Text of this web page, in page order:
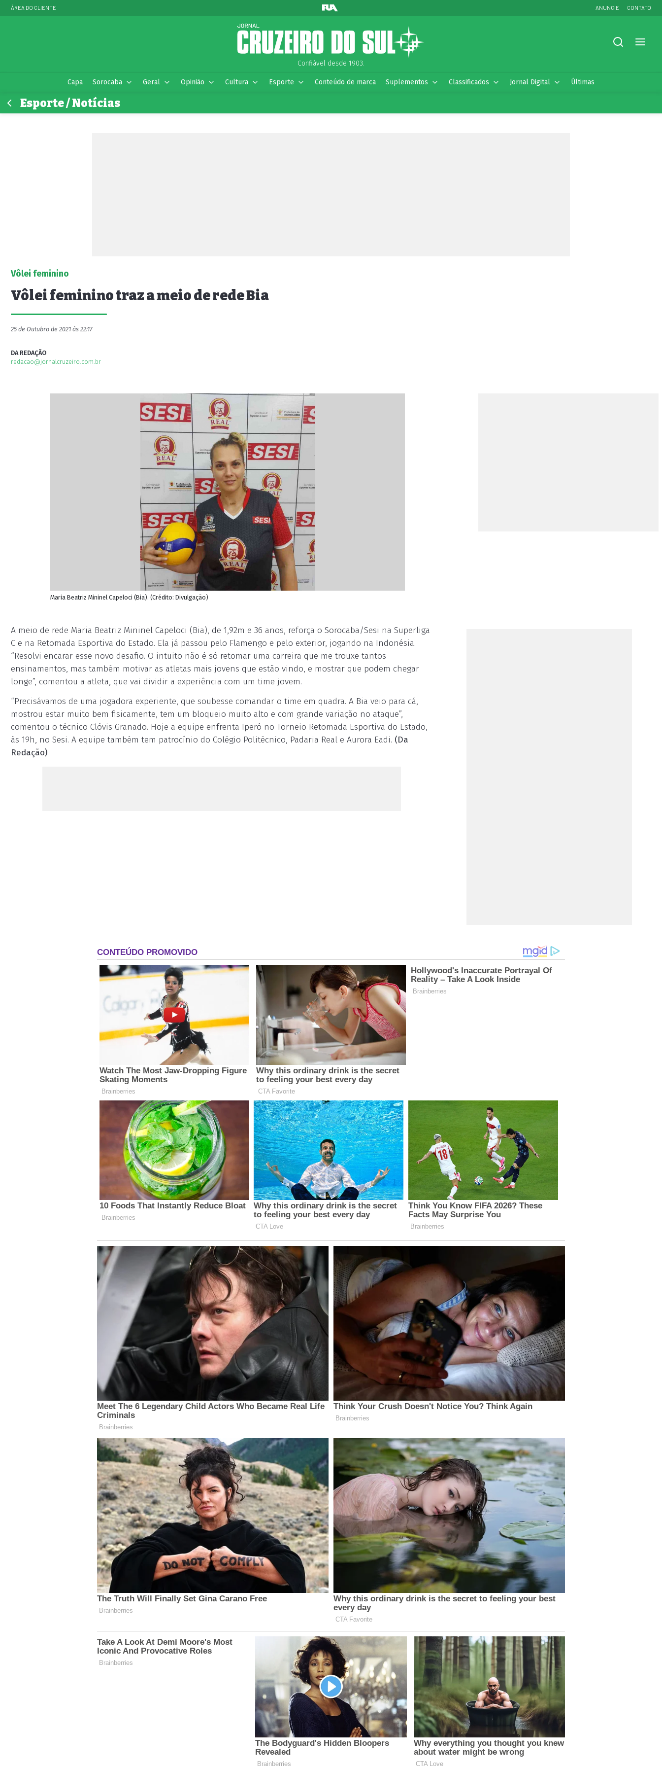
ÁREA DO CLIENTE ANUNCIE CONTATO
Confiável desde 1903.
Capa Sorocaba Geral Opinião Cultura Esporte Conteúdo de marca Suplementos Classificados Jornal Digital Últimas
Esporte / Notícias
Vôlei feminino
Vôlei feminino traz a meio de rede Bia
25 de Outubro de 2021 às 22:17
DA REDAÇÃO
redacao@jornalcruzeiro.com.br
Maria Beatriz Mininel Capeloci (Bia). (Crédito: Divulgação)
A meio de rede Maria Beatriz Mininel Capeloci (Bia), de 1,92m e 36 anos, reforça o Sorocaba/Sesi na Superliga
C e na Retomada Esportiva do Estado. Ela já passou pelo Flamengo e pelo exterior, jogando na Indonésia.
“Resolvi encarar esse novo desafio. O intuito não é só retomar uma carreira que me trouxe tantos
ensinamentos, mas também motivar as atletas mais jovens que estão vindo, e mostrar que podem chegar
longe”, comentou a atleta, que vai dividir a experiência com um time jovem.
“Precisávamos de uma jogadora experiente, que soubesse comandar o time em quadra. A Bia veio para cá,
mostrou estar muito bem fisicamente, tem um bloqueio muito alto e com grande variação no ataque”,
comentou o técnico Clóvis Granado. Hoje a equipe enfrenta Iperó no Torneio Retomada Esportiva do Estado,
às 19h, no Sesi. A equipe também tem patrocínio do Colégio Politécnico, Padaria Real e Aurora Eadi. (Da
Redação)